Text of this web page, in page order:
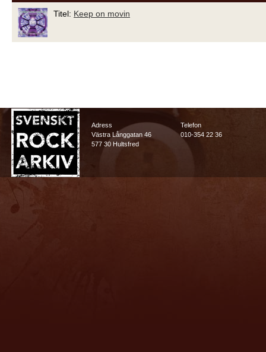
Titel: Keep on movin
Adress
Västra Långgatan 46
577 30 Hultsfred
Telefon
010-354 22 36